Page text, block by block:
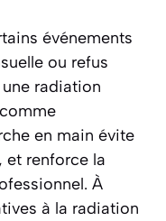
événements
ou refus
radiation
en main évite
et renforce la
À
à la radiation